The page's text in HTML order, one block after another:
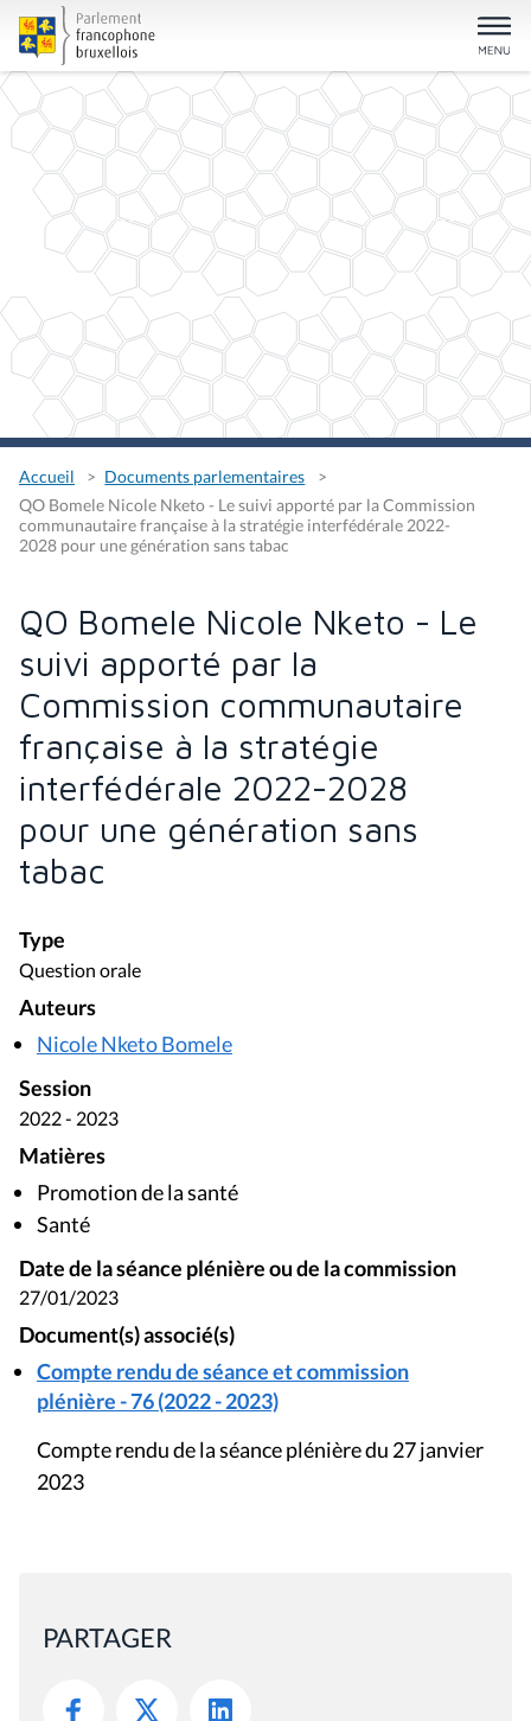
Accueil
Documents parlementaires
QO Bomele Nicole Nketo - Le suivi apporté par la Commission
communautaire française à la stratégie interfédérale 2022-
2028 pour une génération sans tabac
QO Bomele Nicole Nketo - Le
suivi apporté par la
Commission communautaire
française à la stratégie
interfédérale 2022-2028
pour une génération sans
tabac
Type
Question orale
Auteurs
Nicole Nketo Bomele
Session
2022 - 2023
Matières
Promotion de la santé
Santé
Date de la séance plénière ou de la commission
27/01/2023
Document(s) associé(s)
Compte rendu de séance et commission
plénière - 76 (2022 - 2023)
Compte rendu de la séance plénière du 27 janvier
2023
PARTAGER